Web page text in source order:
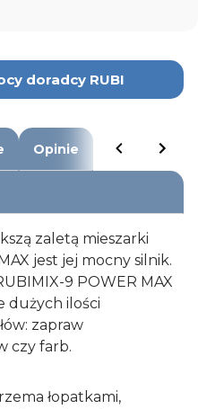
doradcy RUBI
Opinie
zaletą mieszarki
jest jej mocny silnik.
9 POWER MAX
dużych ilości
zapraw
czy farb.
łopatkami,